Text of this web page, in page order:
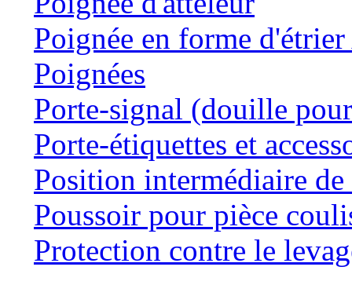
Poignée en forme
Poignées
Porte-signal (douille
Porte-étiquettes et
Position intermédiaire
Poussoir pour pièce
Protection contre le